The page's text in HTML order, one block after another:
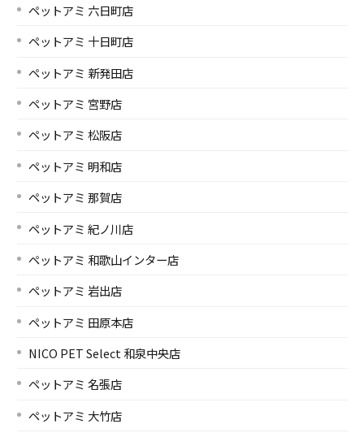
ペットアミ 六日町店
ペットアミ 十日町店
ペットアミ 新発田店
ペットアミ 宮野店
ペットアミ 松阪店
ペットアミ 明和店
ペットアミ 那賀店
ペットアミ 紀ノ川店
ペットアミ 和歌山インター店
ペットアミ 岩出店
ペットアミ 田原本店
NICO PET Select 和泉中央店
ペットアミ 名張店
ペットアミ 大竹店